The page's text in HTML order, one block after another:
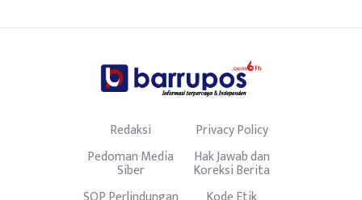
Redaksi
Privacy Policy
Pedoman Media
Siber
Hak Jawab dan
Koreksi Berita